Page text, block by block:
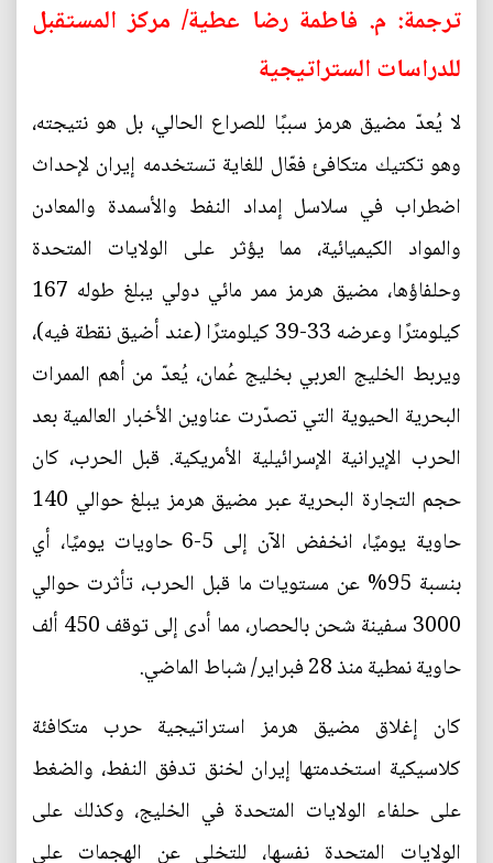
ترجمة: م. فاطمة رضا عطية/ مركز المستقبل
للدراسات الستراتيجية
لا يُعدّ مضيق هرمز سببًا للصراع الحالي، بل هو نتيجته،
وهو تكتيك متكافئ فعّال للغاية تستخدمه إيران لإحداث
اضطراب في سلاسل إمداد النفط والأسمدة والمعادن
والمواد الكيميائية، مما يؤثر على الولايات المتحدة
وحلفاؤها، مضيق هرمز ممر مائي دولي يبلغ طوله 167
كيلومترًا وعرضه 33-39 كيلومترًا (عند أضيق نقطة فيه)،
ويربط الخليج العربي بخليج عُمان، يُعدّ من أهم الممرات
البحرية الحيوية التي تصدّرت عناوين الأخبار العالمية بعد
الحرب الإيرانية الإسرائيلية الأمريكية. قبل الحرب، كان
حجم التجارة البحرية عبر مضيق هرمز يبلغ حوالي 140
حاوية يوميًا، انخفض الآن إلى 5-6 حاويات يوميًا، أي
بنسبة 95% عن مستويات ما قبل الحرب، تأثرت حوالي
3000 سفينة شحن بالحصار، مما أدى إلى توقف 450 ألف
حاوية نمطية منذ 28 فبراير/ شباط الماضي.
كان إغلاق مضيق هرمز استراتيجية حرب متكافئة
كلاسيكية استخدمتها إيران لخنق تدفق النفط، والضغط
على حلفاء الولايات المتحدة في الخليج، وكذلك على
الولايات المتحدة نفسها، للتخلي عن الهجمات على